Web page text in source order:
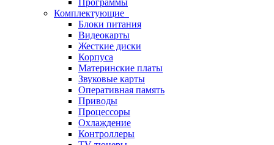
Программы
Комплектующие
Блоки питания
Видеокарты
Жесткие диски
Корпуса
Материнские платы
Звуковые карты
Оперативная память
Приводы
Процессоры
Охлаждение
Контроллеры